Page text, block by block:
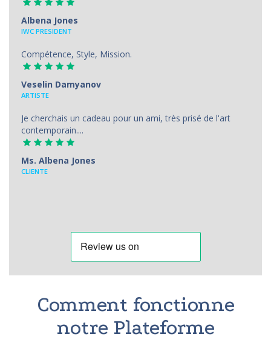
Albena Jones
IWC PRESIDENT
Compétence, Style, Mission.
Veselin Damyanov
ARTISTE
Je cherchais un cadeau pour un ami, très prisé de l'art
contemporain....
Ms. Albena Jones
CLIENTE
Comment fonctionne
notre Plateforme